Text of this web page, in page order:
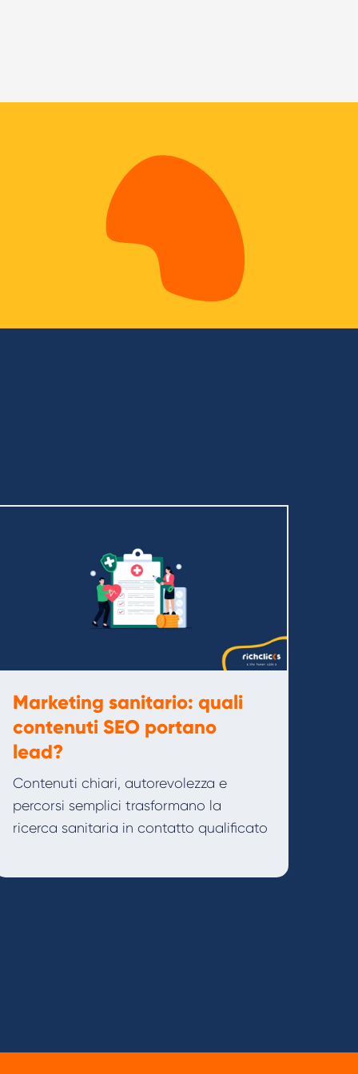
Marketing sanitario: quali
contenuti SEO portano
lead?
Contenuti chiari, autorevolezza e
percorsi semplici trasformano la
ricerca sanitaria in contatto qualificato